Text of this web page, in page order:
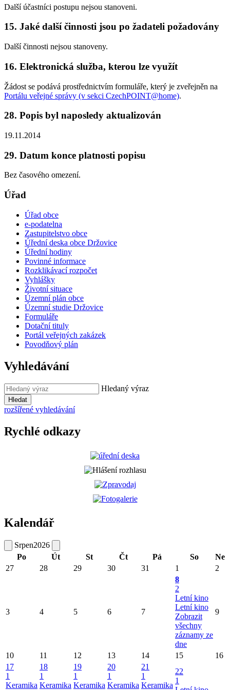
Další účastníci postupu nejsou stanoveni.
15. Jaké další činnosti jsou po žadateli požadovány
Další činnosti nejsou stanoveny.
16. Elektronická služba, kterou lze využít
Žádost se podává prostřednictvím formuláře, který je zveřejněn na
Portálu veřejné správy (v sekci CzechPOINT@home).
28. Popis byl naposledy aktualizován
19.11.2014
29. Datum konce platnosti popisu
Bez časového omezení.
Úřad
Úřad obce
e-podatelna
Zastupitelstvo obce
Úřední deska obce Držovice
Úřední hodiny
Povinné informace
Rozklikávací rozpočet
Vyhlášky
Životní situace
Územní plán obce
Územní studie Držovice
Formuláře
Dotační tituly
Portál veřejných zakázek
Povodňový plán
Vyhledávání
Hledaný výraz
Hledat
rozšířené vyhledávání
Rychlé odkazy
Kalendář
Srpen2026
Po
Út St Čt Pá So
Ne
27
28 29 30 31 1 2
3 4 5 6 7
8
2
Letní kino
Letní kino
Zobrazit
všechny
záznamy ze
dne
9
10 11 12 13 14 15
16
17
1
Keramika
18
1
Keramika
19
1
Keramika
20
1
Keramika
21
1
Keramika
22
1